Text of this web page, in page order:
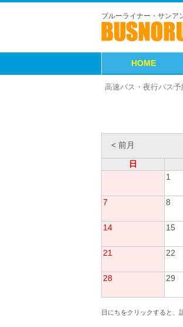
ブルーライナー・サンア
HOME
高速バス・夜行バス予
< 前月
日
1
7 8
14 15
21 22
28 29
日にちをクリックすると、